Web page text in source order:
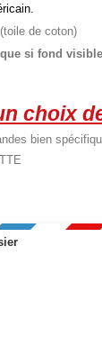
de coton)
si fond
choix
bien